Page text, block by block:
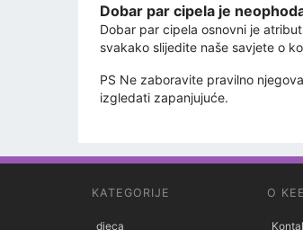
Dobar par cipela je
Dobar par cipela osnovni je
svakako slijedite naše savjete o
PS Ne zaboravite pravilno
izgledati zapanjujuće.
KATEGORIJE
djeca
O